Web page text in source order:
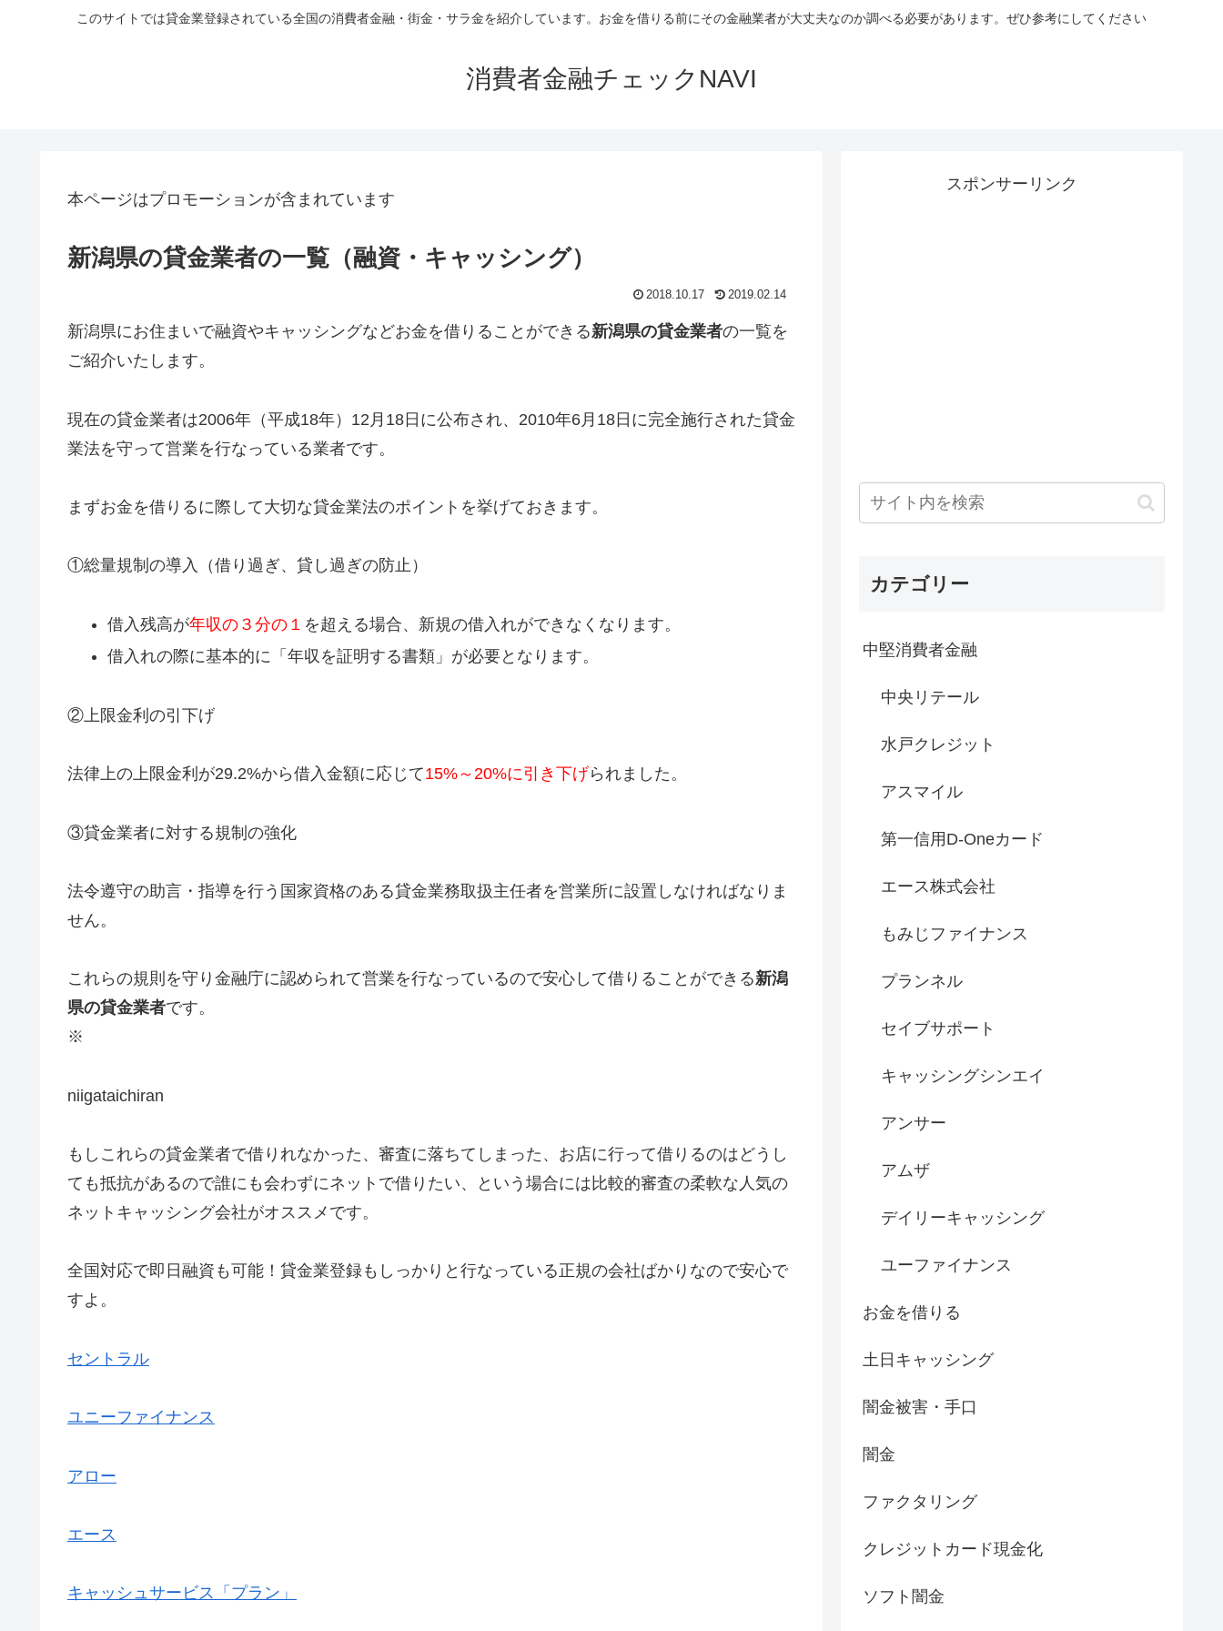
このサイトでは貸金業登録されている全国の消費者金融・街金・サラ金を紹介しています。お金を借りる前にその金融業者が大丈夫なのか調べる必要があります。ぜひ参考にしてください
消費者金融チェックNAVI
本ページはプロモーションが含まれています
新潟県の貸金業者の一覧（融資・キャッシング）
2018.10.17 2019.02.14
新潟県にお住まいで融資やキャッシングなどお金を借りることができる新潟県の貸金業者の一覧を
ご紹介いたします。
現在の貸金業者は2006年（平成18年）12月18日に公布され、2010年6月18日に完全施行された貸金
業法を守って営業を行なっている業者です。
まずお金を借りるに際して大切な貸金業法のポイントを挙げておきます。
①総量規制の導入（借り過ぎ、貸し過ぎの防止）
借入残高が年収の３分の１ を超える場合、新規の借入れができなくなります。
借入れの際に基本的に「年収を証明する書類」が必要となります。
②上限金利の引下げ
法律上の上限金利が29.2%から借入金額に応じて15%～20%に引き下げられました。
③貸金業者に対する規制の強化
法令遵守の助言・指導を行う国家資格のある貸金業務取扱主任者を営業所に設置しなければなりま
せん。
これらの規則を守り金融庁に認められて営業を行なっているので安心して借りることができる新潟
県の貸金業者です。
※
niigataichiran
もしこれらの貸金業者で借りれなかった、審査に落ちてしまった、お店に行って借りるのはどうし
ても抵抗があるので誰にも会わずにネットで借りたい、という場合には比較的審査の柔軟な人気の
ネットキャッシング会社がオススメです。
全国対応で即日融資も可能！貸金業登録もしっかりと行なっている正規の会社ばかりなので安心で
すよ。
セントラル
ユニーファイナンス
アロー
エース
キャッシュサービス「プラン」
スポンサーリンク
カテゴリー
中堅消費者金融
中央リテール
水戸クレジット
アスマイル
第一信用D-Oneカード
エース株式会社
もみじファイナンス
プランネル
セイブサポート
キャッシングシンエイ
アンサー
アムザ
デイリーキャッシング
ユーファイナンス
お金を借りる
土日キャッシング
闇金被害・手口
闇金
ファクタリング
クレジットカード現金化
ソフト闇金